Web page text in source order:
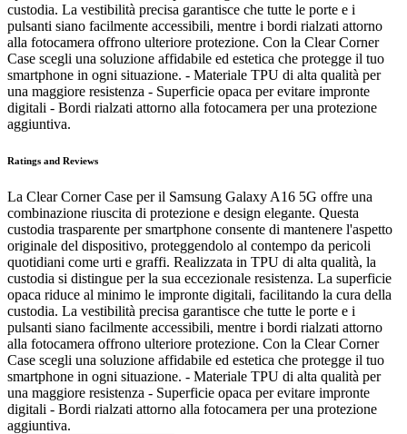
custodia. La vestibilità precisa garantisce che tutte le porte e i
pulsanti siano facilmente accessibili, mentre i bordi rialzati attorno
alla fotocamera offrono ulteriore protezione. Con la Clear Corner
Case scegli una soluzione affidabile ed estetica che protegge il tuo
smartphone in ogni situazione. - Materiale TPU di alta qualità per
una maggiore resistenza - Superficie opaca per evitare impronte
digitali - Bordi rialzati attorno alla fotocamera per una protezione
aggiuntiva.
Ratings and Reviews
La Clear Corner Case per il Samsung Galaxy A16 5G offre una
combinazione riuscita di protezione e design elegante. Questa
custodia trasparente per smartphone consente di mantenere l'aspetto
originale del dispositivo, proteggendolo al contempo da pericoli
quotidiani come urti e graffi. Realizzata in TPU di alta qualità, la
custodia si distingue per la sua eccezionale resistenza. La superficie
opaca riduce al minimo le impronte digitali, facilitando la cura della
custodia. La vestibilità precisa garantisce che tutte le porte e i
pulsanti siano facilmente accessibili, mentre i bordi rialzati attorno
alla fotocamera offrono ulteriore protezione. Con la Clear Corner
Case scegli una soluzione affidabile ed estetica che protegge il tuo
smartphone in ogni situazione. - Materiale TPU di alta qualità per
una maggiore resistenza - Superficie opaca per evitare impronte
digitali - Bordi rialzati attorno alla fotocamera per una protezione
aggiuntiva.